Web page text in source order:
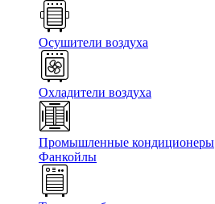
Осушители воздуха
Охладители воздуха
Промышленные кондиционеры
Фанкойлы